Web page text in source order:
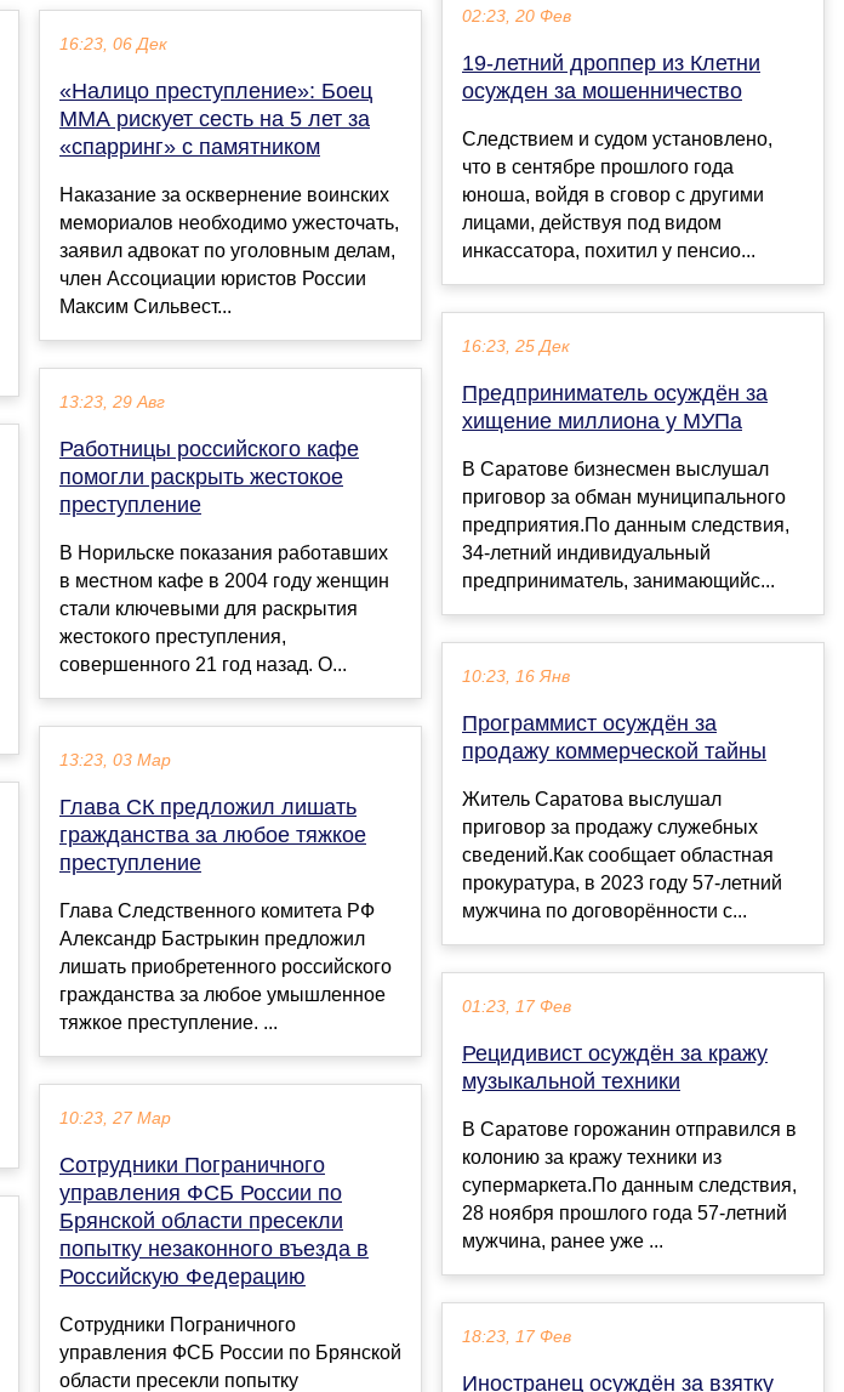
16:23, 06 Дек
«Налицо преступление»: Боец
ММА рискует сесть на 5 лет за
«спарринг» с памятником
Наказание за осквернение воинских
мемориалов необходимо ужесточать,
заявил адвокат по уголовным делам,
член Ассоциации юристов России
Максим Сильвест...
13:23, 29 Авг
Работницы российского кафе
помогли раскрыть жестокое
преступление
В Норильске показания работавших
в местном кафе в 2004 году женщин
стали ключевыми для раскрытия
жестокого преступления,
совершенного 21 год назад. О...
13:23, 03 Мар
Глава СК предложил лишать
гражданства за любое тяжкое
преступление
Глава Следственного комитета РФ
Александр Бастрыкин предложил
лишать приобретенного российского
гражданства за любое умышленное
тяжкое преступление. ...
10:23, 27 Мар
Сотрудники Пограничного
управления ФСБ России по
Брянской области пресекли
попытку незаконного въезда в
Российскую Федерацию
Сотрудники Пограничного
управления ФСБ России по Брянской
области пресекли попытку
02:23, 20 Фев
19-летний дроппер из Клетни
осужден за мошенничество
Следствием и судом установлено,
что в сентябре прошлого года
юноша, войдя в сговор с другими
лицами, действуя под видом
инкассатора, похитил у пенсио...
16:23, 25 Дек
Предприниматель осуждён за
хищение миллиона у МУПа
В Саратове бизнесмен выслушал
приговор за обман муниципального
предприятия.По данным следствия,
34-летний индивидуальный
предприниматель, занимающийс...
10:23, 16 Янв
Программист осуждён за
продажу коммерческой тайны
Житель Саратова выслушал
приговор за продажу служебных
сведений.Как сообщает областная
прокуратура, в 2023 году 57-летний
мужчина по договорённости с...
01:23, 17 Фев
Рецидивист осуждён за кражу
музыкальной техники
В Саратове горожанин отправился в
колонию за кражу техники из
супермаркета.По данным следствия,
28 ноября прошлого года 57-летний
мужчина, ранее уже ...
18:23, 17 Фев
Иностранец осуждён за взятку